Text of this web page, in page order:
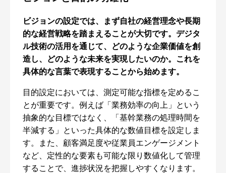
ビジョンの設定では、まず自社の経営理念や長期
的な経営戦略を踏まえることが大切です。デジタ
ル技術の活用を通じて、どのような企業価値を創
造し、どのような未来を実現したいのか。これを
具体的な言葉で表現することから始めます。
目的設定においては、測定可能な指標を定めるこ
とが重要です。例えば「業務効率の向上」という
抽象的な目標ではなく、「基幹業務の処理時間を
半減する」といった具体的な数値目標を設定しま
す。また、顧客満足度や従業員エンゲージメント
など、定性的な要素も可能な限り数値化して管理
することで、進捗状況を把握しやすくなります。